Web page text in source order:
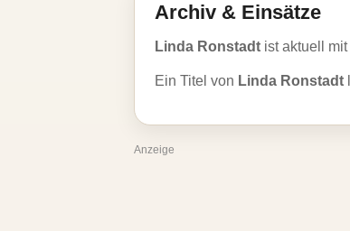
Archiv & Einsätze
Linda Ronstadt ist aktuell mit
Ein Titel von Linda Ronstadt
Anzeige